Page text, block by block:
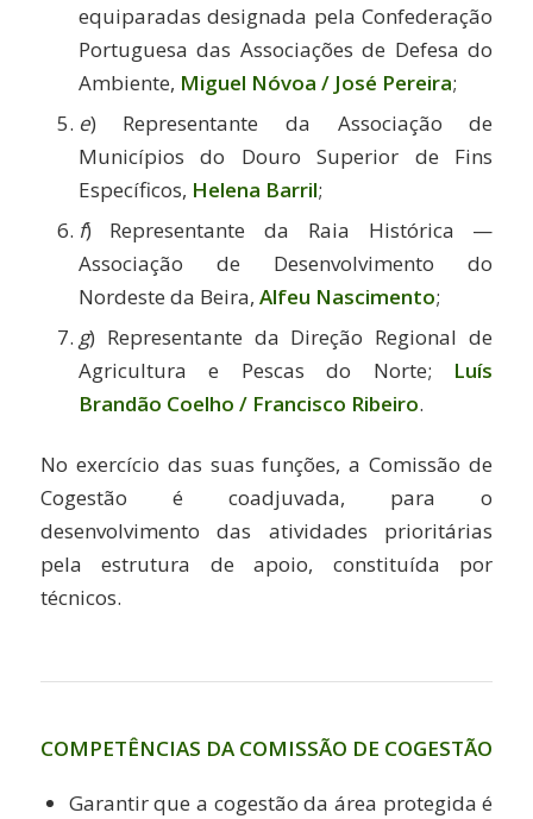
equiparadas designada pela Confederação
Portuguesa das Associações de Defesa do
Ambiente, Miguel Nóvoa / José Pereira;
e) Representante da Associação de
Municípios do Douro Superior de Fins
Específicos, Helena Barril;
f) Representante da Raia Histórica —
Associação de Desenvolvimento do
Nordeste da Beira, Alfeu Nascimento;
g) Representante da Direção Regional de
Agricultura e Pescas do Norte; Luís
Brandão Coelho / Francisco Ribeiro.
No exercício das suas funções, a Comissão de
Cogestão é coadjuvada, para o
desenvolvimento das atividades prioritárias
pela estrutura de apoio, constituída por
técnicos.
COMPETÊNCIAS DA COMISSÃO DE COGESTÃO
Garantir que a cogestão da área protegida é